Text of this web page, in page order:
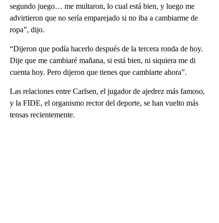
segundo juego… me multaron, lo cual está bien, y luego me
advirtieron que no sería emparejado si no iba a cambiarme de
ropa”, dijo.
“Dijeron que podía hacerlo después de la tercera ronda de hoy.
Dije que me cambiaré mañana, si está bien, ni siquiera me di
cuenta hoy. Pero dijeron que tienes que cambiarte ahora”.
Las relaciones entre Carlsen, el jugador de ajedrez más famoso,
y la FIDE, el organismo rector del deporte, se han vuelto más
tensas recientemente.